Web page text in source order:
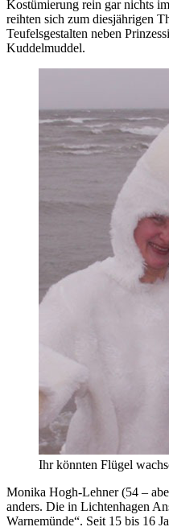
Kostümierung rein gar nichts
reihten sich zum diesjährigen
Teufelsgestalten neben
Kuddelmuddel.
Ihr könnten Flügel
Monika Hogh-Lehner (54 –
anders. Die in Lichtenhagen
Warnemünde“. Seit 15 bis 16